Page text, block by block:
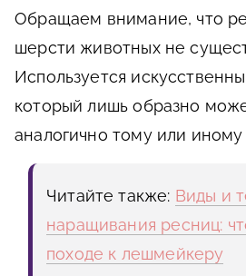
Обращаем внимание, что
шерсти животных не
Используется
который лишь образно
аналогично тому или
Читайте также: Виды и
наращивания ресниц:
походе к лешмейкеру